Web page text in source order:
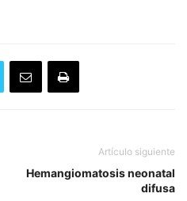
Artículo siguiente
Hemangiomatosis neonatal
difusa